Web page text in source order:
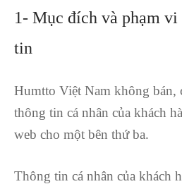
1- Mục đích và phạm vi
tin
Humtto Việt Nam không bán,
thông tin cá nhân của khách
web cho một bên thứ ba.
Thông tin cá nhân của khách